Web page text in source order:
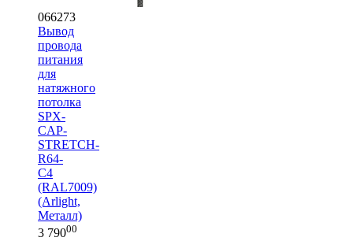
066273
Вывод
провода
питания
для
натяжного
потолка
SPX-
CAP-
STRETCH-
R64-
C4
(RAL7009)
(Arlight,
Металл)
3 79000